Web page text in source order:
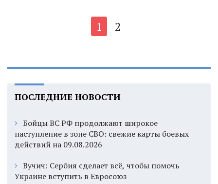
1 2
ПОСЛЕДНИЕ НОВОСТИ
Бойцы ВС РФ продолжают широкое
наступление в зоне СВО: свежие карты боевых
действий на 09.08.2026
Вучич: Сербия сделает всё, чтобы помочь
Украине вступить в Евросоюз